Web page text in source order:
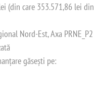
(din care 353.571,86 lei din
Nord-Est, Axa PRNE_P2
găsești pe: